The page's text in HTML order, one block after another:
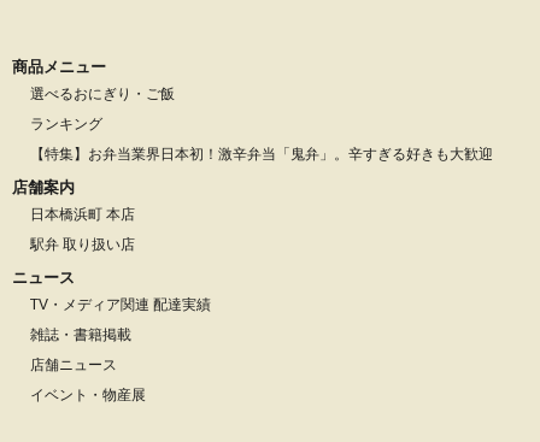
商品メニュー
選べるおにぎり・ご飯
ランキング
【特集】お弁当業界日本初！激辛弁当「鬼弁」。辛すぎる好きも大歓迎
店舗案内
日本橋浜町 本店
駅弁 取り扱い店
ニュース
TV・メディア関連 配達実績
雑誌・書籍掲載
店舗ニュース
イベント・物産展